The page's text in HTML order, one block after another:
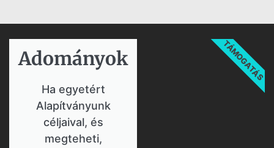
Adományok​
Ha egyetért
Alapítványunk
céljaival, és
megteheti,
TÁMOGATÁS